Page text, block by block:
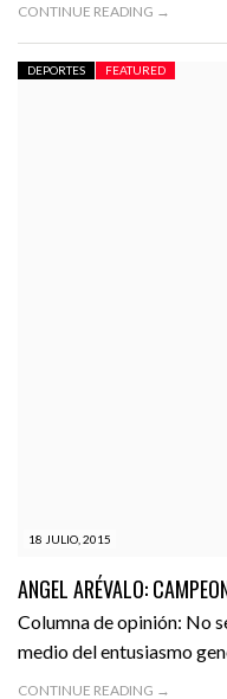
CONTINUE READING →
18 JULIO, 2015
DEPORTES FEATURED
ANGEL ARÉVALO:
Columna de opinión: No
medio del entusiasmo
CONTINUE READING →